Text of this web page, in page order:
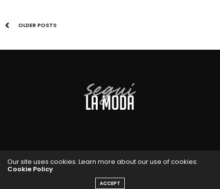
OLDER POSTS
Our site uses cookies. Learn more about our use of cookies:
Cookie Policy
ACCEPT